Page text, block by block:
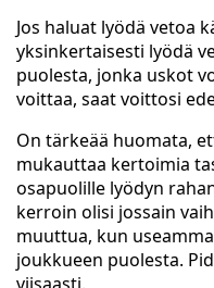
Jos haluat lyödä vetoa
yksinkertaisesti lyödä
puolesta, jonka uskot
voittaa, saat voittosi
On tärkeää huomata,
mukauttaa kertoimia
osapuolille lyödyn
kerroin olisi jossain
muuttua, kun
joukkueen puolesta.